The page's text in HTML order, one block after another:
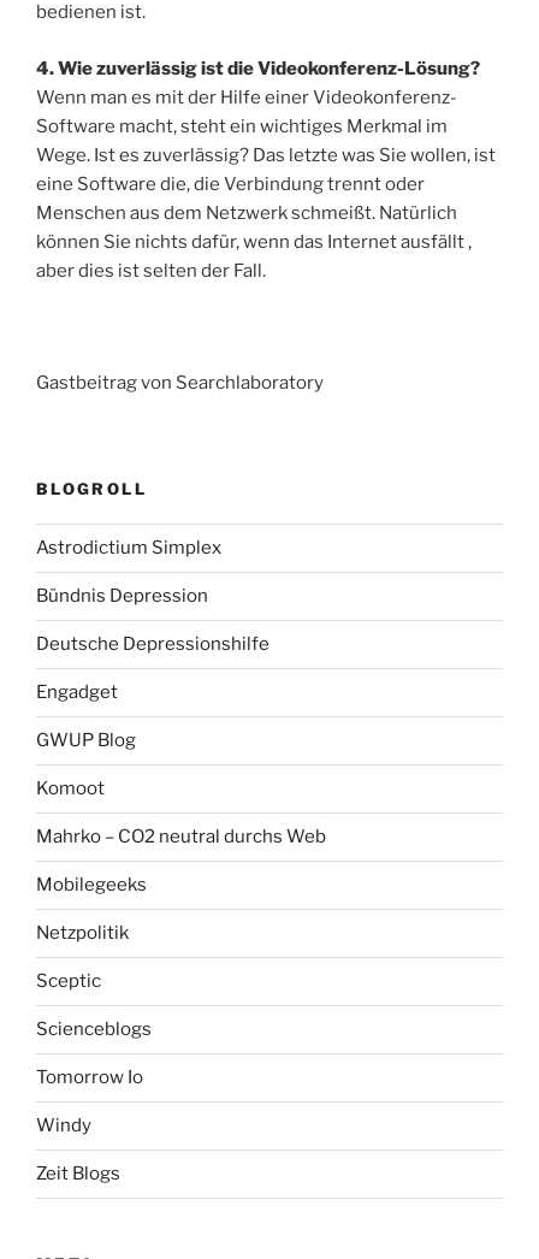
bedienen ist.
4. Wie zuverlässig ist die Videokonferenz-Lösung?
Wenn man es mit der Hilfe einer Videokonferenz-
Software macht, steht ein wichtiges Merkmal im
Wege. Ist es zuverlässig? Das letzte was Sie wollen, ist
eine Software die, die Verbindung trennt oder
Menschen aus dem Netzwerk schmeißt. Natürlich
können Sie nichts dafür, wenn das Internet ausfällt ,
aber dies ist selten der Fall.
Gastbeitrag von Searchlaboratory
BLOGROLL
Astrodictium Simplex
Bündnis Depression
Deutsche Depressionshilfe
Engadget
GWUP Blog
Komoot
Mahrko – CO2 neutral durchs Web
Mobilegeeks
Netzpolitik
Sceptic
Scienceblogs
Tomorrow Io
Windy
Zeit Blogs